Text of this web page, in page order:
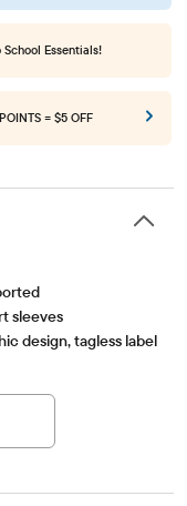
School Essentials!
= $5 OFF
sleeves
design, tagless label